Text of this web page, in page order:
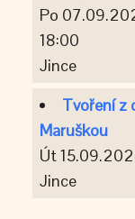
Po
18:00
Jince
Tvoření z
Maruškou
Út
Jince